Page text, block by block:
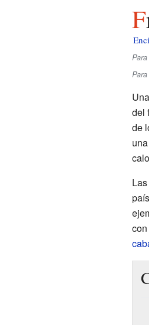
Una
del
de